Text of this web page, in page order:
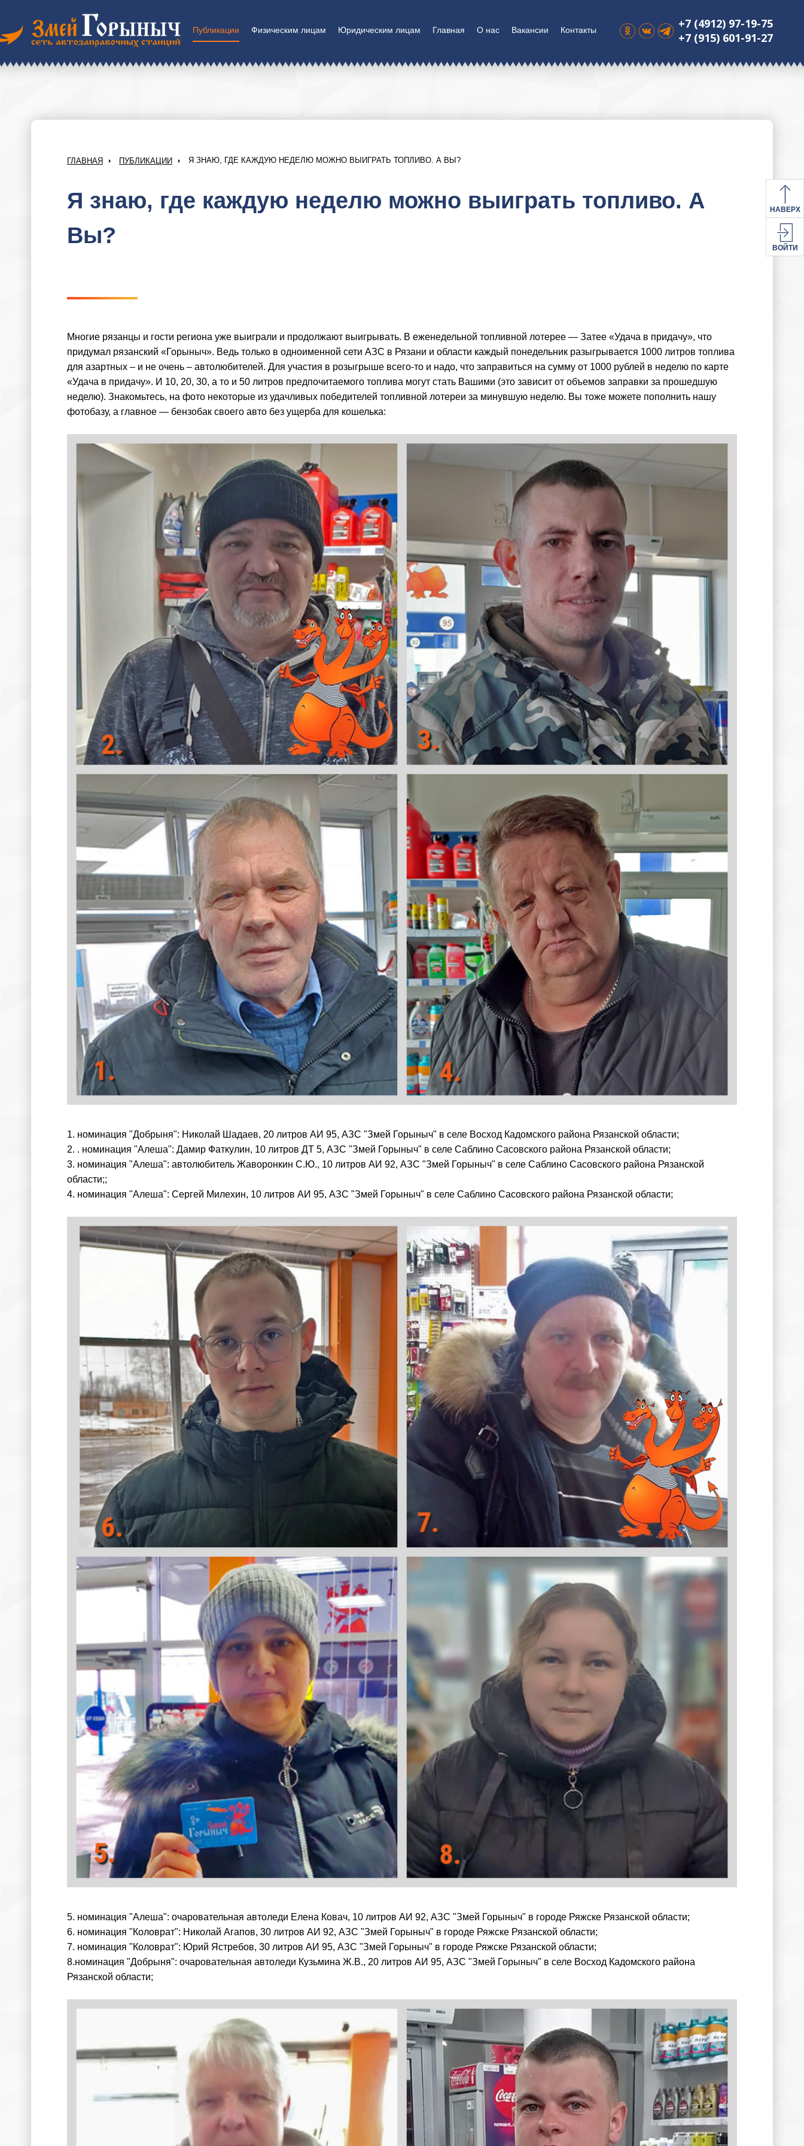
НАВЕРХ
ВОЙТИ
Публикации Физическим лицам Юридическим лицам Главная О нас Вакансии Контакты
+7 (4912) 97-19-75
+7 (915) 601-91-27
ГЛАВНАЯ ПУБЛИКАЦИИ Я ЗНАЮ, ГДЕ КАЖДУЮ НЕДЕЛЮ МОЖНО ВЫИГРАТЬ ТОПЛИВО. А ВЫ?
Я знаю, где каждую неделю можно выиграть топливо. А
Вы?
Многие рязанцы и гости региона уже выиграли и продолжают выигрывать. В еженедельной топливной лотерее — Затее «Удача в придачу», что
придумал рязанский «Горыныч». Ведь только в одноименной сети АЗС в Рязани и области каждый понедельник разыгрывается 1000 литров топлива
для азартных – и не очень – автолюбителей. Для участия в розыгрыше всего-то и надо, что заправиться на сумму от 1000 рублей в неделю по карте
«Удача в придачу». И 10, 20, 30, а то и 50 литров предпочитаемого топлива могут стать Вашими (это зависит от объемов заправки за прошедшую
неделю). Знакомьтесь, на фото некоторые из удачливых победителей топливной лотереи за минувшую неделю. Вы тоже можете пополнить нашу
фотобазу, а главное — бензобак своего авто без ущерба для кошелька:
1. номинация "Добрыня": Николай Шадаев, 20 литров АИ 95, АЗС "Змей Горыныч" в селе Восход Кадомского района Рязанской области;
2. . номинация "Алеша": Дамир Фаткулин, 10 литров ДТ 5, АЗС "Змей Горыныч" в селе Саблино Сасовского района Рязанской области;
3. номинация "Алеша": автолюбитель Жаворонкин С.Ю., 10 литров АИ 92, АЗС "Змей Горыныч" в селе Саблино Сасовского района Рязанской
области;;
4. номинация "Алеша": Сергей Милехин, 10 литров АИ 95, АЗС "Змей Горыныч" в селе Саблино Сасовского района Рязанской области;
5. номинация "Алеша": очаровательная автоледи Елена Ковач, 10 литров АИ 92, АЗС "Змей Горыныч" в городе Ряжске Рязанской области;
6. номинация "Коловрат": Николай Агапов, 30 литров АИ 92, АЗС "Змей Горыныч" в городе Ряжске Рязанской области;
7. номинация "Коловрат": Юрий Ястребов, 30 литров АИ 95, АЗС "Змей Горыныч" в городе Ряжске Рязанской области;
8.номинация "Добрыня": очаровательная автоледи Кузьмина Ж.В., 20 литров АИ 95, АЗС "Змей Горыныч" в селе Восход Кадомского района
Рязанской области;